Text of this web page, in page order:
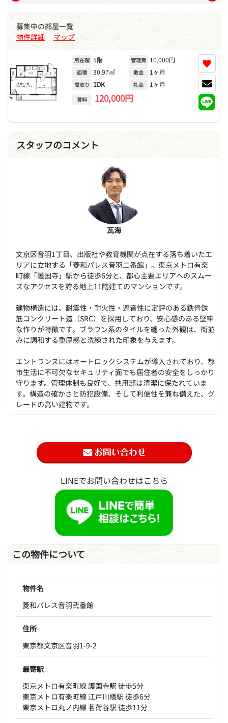
募集中の部屋一覧
物件詳細 | マップ
所在階 5階
面積 30.97㎡
間取り 1DK
賃料 120,000円
管理費 10,000円
敷金 1ヶ月
礼金 1ヶ月
♥
スタッフのコメント
瓦海
文京区音羽1丁目、出版社や教育機関が点在する落ち着いたエ
リアに立地する「菱和パレス音羽二番館」。東京メトロ有楽
町線「護国寺」駅から徒歩6分と、都心主要エリアへのスムー
ズなアクセスを誇る地上11階建てのマンションです。
建物構造には、耐震性・耐火性・遮音性に定評のある鉄骨鉄
筋コンクリート造（SRC）を採用しており、安心感のある堅牢
な作りが特徴です。ブラウン系のタイルを纏った外観は、街並
みに調和する重厚感と洗練された印象を与えます。
エントランスにはオートロックシステムが導入されており、都
市生活に不可欠なセキュリティ面でも居住者の安全をしっかり
守ります。管理体制も良好で、共用部は清潔に保たれていま
す。構造の確かさと防犯設備、そして利便性を兼ね備えた、グ
レードの高い建物です。
LINEでお問い合わせはこちら
この物件について
物件名
菱和パレス音羽弐番館
住所
東京都文京区音羽1-9-2
最寄駅
東京メトロ有楽町線 護国寺駅 徒歩5分
東京メトロ有楽町線 江戸川橋駅 徒歩6分
東京メトロ丸ノ内線 茗荷谷駅 徒歩11分